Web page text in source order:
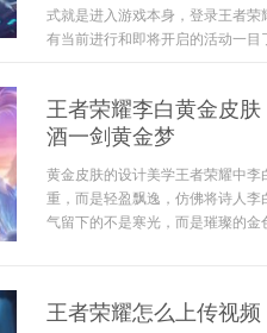
式就是进入游戏本身，登录王者
有当前进行和即将开启的活动一目
王者荣耀李白黄金皮
酒一剑黄金梦
黄金皮肤的设计美学王者荣耀中
重，而是轻盈飘逸，仿佛将诗人
气留下的不是寒光，而是璀璨的金
王者荣耀怎么上传视